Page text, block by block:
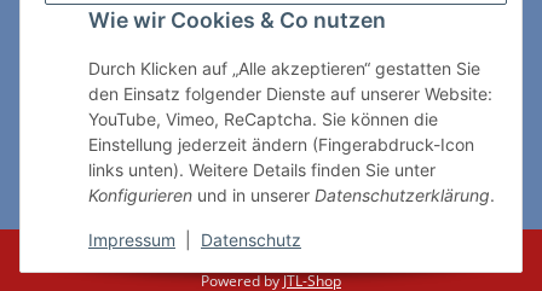
Wie wir Cookies & Co nutzen
Durch Klicken auf „Alle akzeptieren“ gestatten Sie
den Einsatz folgender Dienste auf unserer Website:
YouTube, Vimeo, ReCaptcha. Sie können die
Einstellung jederzeit ändern (Fingerabdruck-Icon
links unten). Weitere Details finden Sie unter
Konfigurieren und in unserer Datenschutzerklärung.
Impressum Datenschutz
ChessWare Schachversand
89264 Weissenhorn
Telefon: 0 7309 / 7999
shop@chessware.de
* Alle Preise inkl. gesetzlicher USt., zzgl.Versand
Powered byJTL-Shop